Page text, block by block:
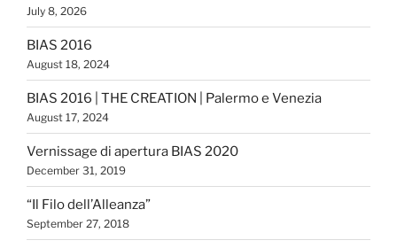
July 8, 2026
BIAS 2016
August 18, 2024
BIAS 2016 | THE CREATION | Palermo e Venezia
August 17, 2024
Vernissage di apertura BIAS 2020
December 31, 2019
“Il Filo dell’Alleanza”
September 27, 2018